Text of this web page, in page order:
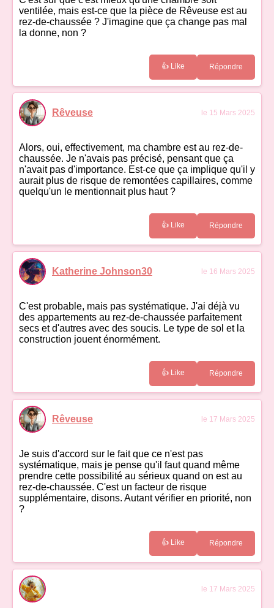
ventilée, mais est-ce que la pièce de Rêveuse est au
rez-de-chaussée ? J'imagine que ça change pas mal
la donne, non ?
👍 Like Répondre
Rêveuse le 15 Mars 2025
Alors, oui, effectivement, ma chambre est au rez-de-
chaussée. Je n'avais pas précisé, pensant que ça
n'avait pas d'importance. Est-ce que ça implique qu'il y
aurait plus de risque de remontées capillaires, comme
quelqu'un le mentionnait plus haut ?
👍 Like Répondre
Katherine Johnson30 le 16 Mars 2025
C'est probable, mais pas systématique. J'ai déjà vu
des appartements au rez-de-chaussée parfaitement
secs et d'autres avec des soucis. Le type de sol et la
construction jouent énormément.
👍 Like Répondre
Rêveuse le 17 Mars 2025
Je suis d'accord sur le fait que ce n'est pas
systématique, mais je pense qu'il faut quand même
prendre cette possibilité au sérieux quand on est au
rez-de-chaussée. C'est un facteur de risque
supplémentaire, disons. Autant vérifier en priorité, non
?
👍 Like Répondre
le 17 Mars 2025